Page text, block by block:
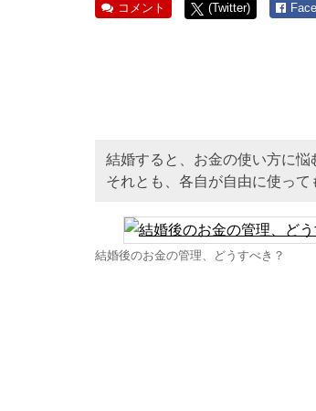
コメント (Twitter)
結婚すると、お金の使い方に悩
それとも、各自が自由に使って
結婚後のお金の管理、どうすべき？